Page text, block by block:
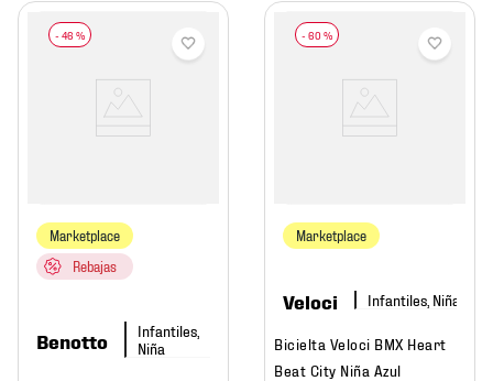
- 46 %
Marketplace
Rebajas
Benotto
Infantiles,
Niña
- 60 %
Marketplace
Veloci Infantiles, Niña
Bicielta Veloci BMX Heart
Beat City Niña Azul